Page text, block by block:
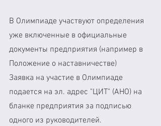
В Олимпиаде участвуют определения
уже включенные в официальные
документы предприятия (например в
Положение о наставничестве)
Заявка на участие в Олимпиаде
подается на эл. адрес "ЦИТ" (АНО) на
бланке предприятия за подписью
одного из руководителей.